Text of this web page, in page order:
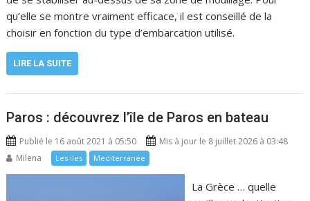
qu’elle se montre vraiment efficace, il est conseillé de la
choisir en fonction du type d’embarcation utilisé.
LIRE LA SUITE
Paros : découvrez l’île de Paros en bateau
Publié le 16 août 2021 à 05:50
Mis à jour le 8 juillet 2026 à 03:48
Milena
Les iles Mediterranée
La Grèce … quelle